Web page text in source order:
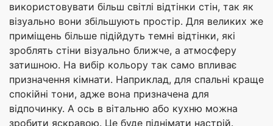
використовувати більш світлі відтінки стін, так як
візуально вони збільшують простір. Для великих же
приміщень більше підійдуть темні відтінки, які
зроблять стіни візуально ближче, а атмосферу
затишною. На вибір кольору так само впливає
призначення кімнати. Наприклад, для спальні краще
спокійні тони, адже вона призначена для
відпочинку. А ось в вітальню або кухню можна
зробити яскравою. Це буде піднімати настрій.